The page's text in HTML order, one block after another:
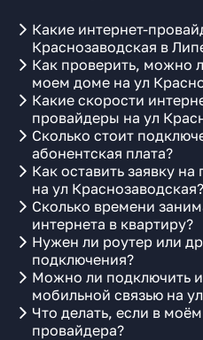
Какие интернет-
Краснозаводская в
Как проверить, можно
моем доме на ул
Какие скорости
провайдеры на ул
Сколько стоит
абонентская плата?
Как оставить заявку
на ул Краснозаводская?
Сколько времени
интернета в квартиру?
Нужен ли роутер или
подключения?
Можно ли подключить
мобильной связью на
Что делать, если в
провайдера?